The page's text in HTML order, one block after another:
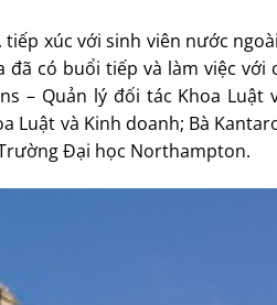
xúc với sinh viên nước
có buổi tiếp và làm việc với
– Quản lý đối tác Khoa Luật
Luật và Kinh doanh; Bà
Đại học Northampton.